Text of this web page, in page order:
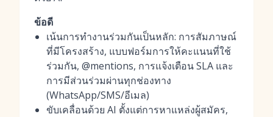
ข้อดี
เน้นการทำงานร่วมกันเป็นหลัก: การสัมภาษณ์
ที่มีโครงสร้าง, แบบฟอร์มการให้คะแนนที่ใช้
ร่วมกัน, @mentions, การแจ้งเตือน SLA และ
การมีส่วนร่วมผ่านทุกช่องทาง
(WhatsApp/SMS/อีเมล)
ขับเคลื่อนด้วย AI ตั้งแต่การหาแหล่งผู้สมัคร,